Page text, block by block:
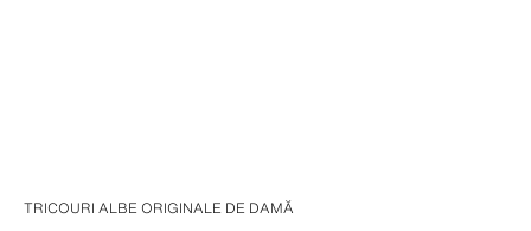
TRICOURI ALBE ORIGINALE DE DAMĂ